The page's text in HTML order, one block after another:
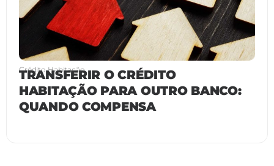
Crédito Habitação
TRANSFERIR O CRÉDITO
HABITAÇÃO PARA OUTRO BANCO:
QUANDO COMPENSA